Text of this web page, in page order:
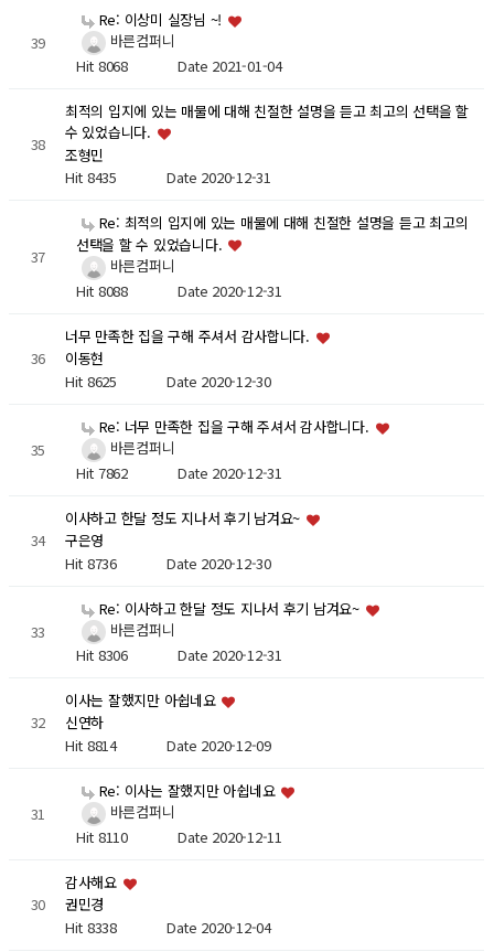
39
Re: 이상미 실장님 ~!
바른컴퍼니
Hit 8068 Date 2021-01-04
38
최적의 입지에 있는 매물에 대해 친절한 설명을 듣고 최고의 선택을 할
수 있었습니다.
조형민
Hit 8435 Date 2020-12-31
37
Re: 최적의 입지에 있는 매물에 대해 친절한 설명을 듣고 최고의
선택을 할 수 있었습니다.
바른컴퍼니
Hit 8088 Date 2020-12-31
36
너무 만족한 집을 구해 주셔서 감사합니다.
이동현
Hit 8625 Date 2020-12-30
35
Re: 너무 만족한 집을 구해 주셔서 감사합니다.
바른컴퍼니
Hit 7862 Date 2020-12-31
34
이사하고 한달 정도 지나서 후기 남겨요~
구은영
Hit 8736 Date 2020-12-30
33
Re: 이사하고 한달 정도 지나서 후기 남겨요~
바른컴퍼니
Hit 8306 Date 2020-12-31
32
이사는 잘했지만 아쉽네요
신연하
Hit 8814 Date 2020-12-09
31
Re: 이사는 잘했지만 아쉽네요
바른컴퍼니
Hit 8110 Date 2020-12-11
30
감사해요
권민경
Hit 8338 Date 2020-12-04